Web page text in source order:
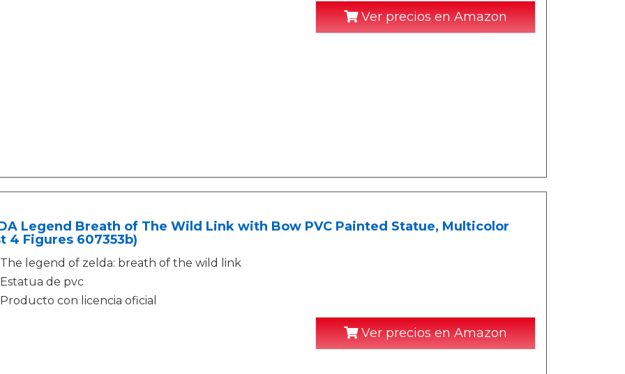
Ver precios en Amazon
Legend Breath of The Wild Link with Bow PVC Painted Statue, Multicolor
4 Figures 607353b)
The legend of zelda: breath of the wild link
Estatua de pvc
Producto con licencia oficial
Ver precios en Amazon